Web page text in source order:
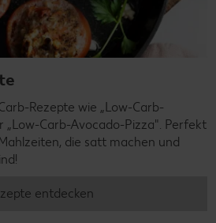
Rezepte wie „Low-Carb-
„Low-Carb-Avocado-Pizza". Perfekt
die satt machen und
entdecken